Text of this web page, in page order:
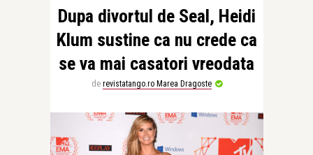
Dupa divortul de Seal, Heidi
Klum sustine ca nu crede ca
se va mai casatori vreodata
de revistatango.ro Marea Dragoste